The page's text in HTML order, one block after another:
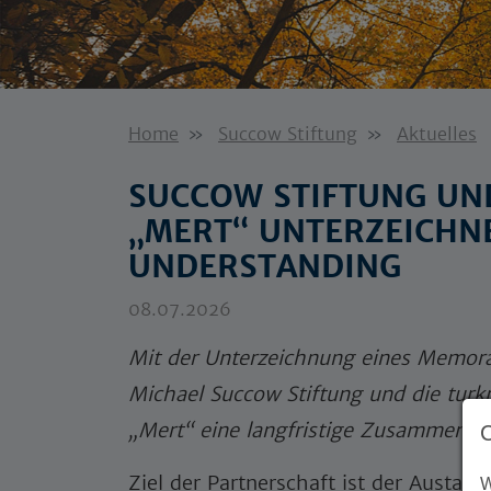
Home Succow Stiftung Aktuelles
SUCCOW STIFTUNG
„MERT“
UNDERSTANDING
08.07.2026
Mit der Unterzeichnung eines
Michael Succow Stiftung und die
„Mert“ eine langfristige
Ziel der Partnerschaft ist der